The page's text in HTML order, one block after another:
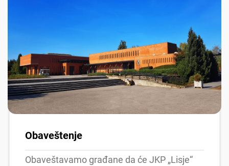
Obaveštenje
Obaveštavamo građane da će JKP „Lisje“